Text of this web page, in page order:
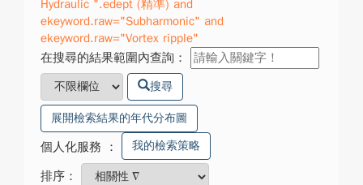
Hydraulic ".edept (精準) and
ekeyword.raw="Subharmonic" and
ekeyword.raw="Vortex ripple"
在搜尋的結果範圍內查詢：
搜尋
展開檢索結果的年代分布圖
個人化服務 ： 我的檢索策略
排序：